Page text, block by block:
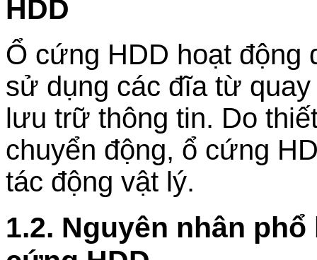
HDD
Ổ cứng HDD hoạt động
sử dụng các đĩa từ
lưu trữ thông tin. Do
chuyển động, ổ cứng
tác động vật lý.
1.2. Nguyên nhân